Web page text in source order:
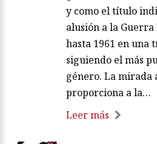
y como el título
alusión a la
hasta 1961 en una
siguiendo el más
género. La mirada
proporciona a la…
Leer más